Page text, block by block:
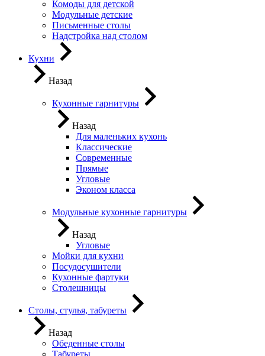
Комоды для детской
Модульные детские
Письменные столы
Надстройка над столом
Кухни
Назад
Кухонные гарнитуры
Назад
Для маленьких кухонь
Классические
Современные
Прямые
Угловые
Эконом класса
Модульные кухонные гарнитуры
Назад
Угловые
Мойки для кухни
Посудосушители
Кухонные фартуки
Столешницы
Столы, стулья, табуреты
Назад
Обеденные столы
Табуреты